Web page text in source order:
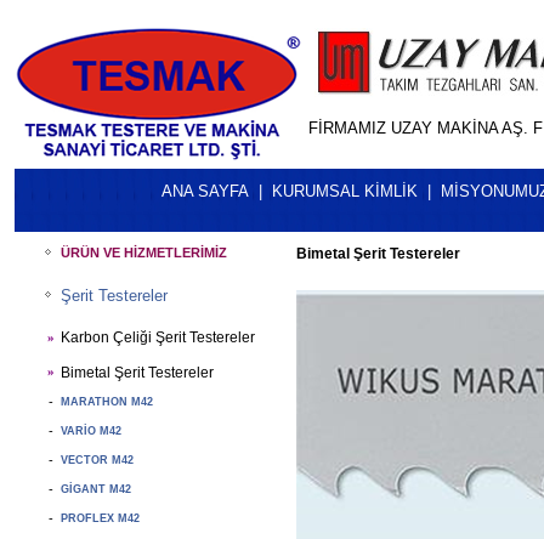
FİRMAMIZ UZAY MAKİNA AŞ.
ANA SAYFA| KURUMSAL KİMLİK|
ÜRÜN VE HİZMETLERİMİZ
Şerit Testereler
» Karbon Çeliği Şerit Testereler
» Bimetal Şerit Testereler
- MARATHON M42
- VARIO M42
- VECTOR M42
- GIGANT M42
- PROFLEX M42
Bimetal Şerit Testereler